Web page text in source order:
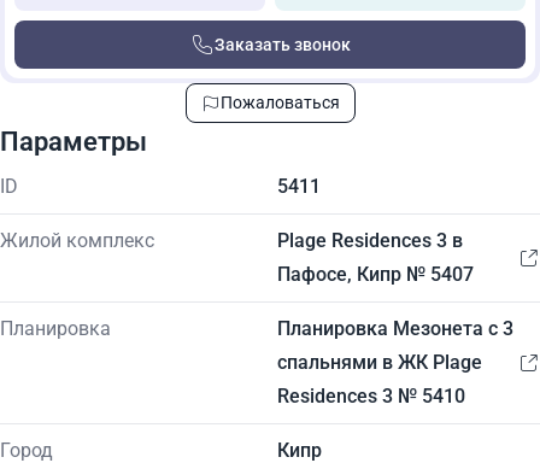
Заказать звонок
Пожаловаться
Параметры
ID 5411
Жилой комплекс
Plage Residences 3 в
Пафосе, Кипр № 5407
Планировка
Планировка Мезонета с 3
спальнями в ЖК Plage
Residences 3 № 5410
Город Кипр